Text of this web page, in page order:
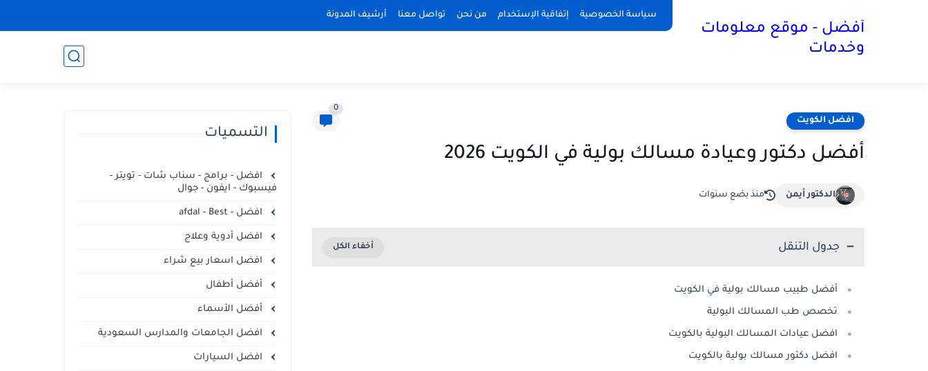
سياسة الخصوصية إتفاقية الإستخدام من نحن تواصل معنا أرشيف المدونة
أفضل - موقع معلومات
وخدمات
افضل الكويت
0
أفضل دكتور وعيادة مسالك بولية في الكويت 2026
الدكتور أيمن منذ بضع سنوات
جدول التنقل
أفضل طبيب مسالك بولية في الكويت
تخصص طب المسالك البولية
افضل عيادات المسالك البولية بالكويت
افضل دكتور مسالك بولية بالكويت
التسميات
افضل - برامج - سناب شات - تويتر -
فيسبوك - ايفون - جوال
افضل - afdal - Best
افضل أدوية وعلاج
افضل اسعار بيع شراء
أفضل أطفال
أفضل الأسماء
افضل الجامعات والمدارس السعودية
افضل السيارات